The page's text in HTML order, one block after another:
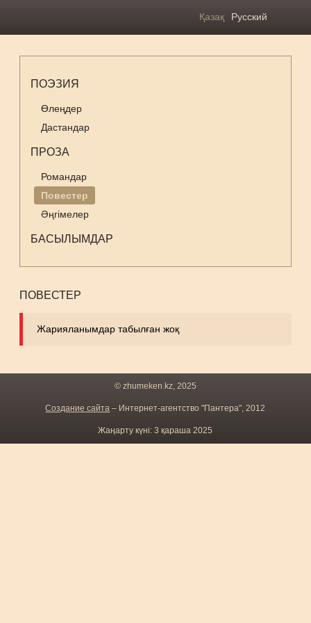
Қазақ Русский
ПОЭЗИЯ
Өлеңдер
Дастандар
ПРОЗА
Романдар
Повестер
Әңгімелер
БАСЫЛЫМДАР
ПОВЕСТЕР
Жарияланымдар табылған жоқ
© zhumeken.kz, 2025
Создание сайта – Интернет-агентство "Пантера", 2012
Жаңарту күні: 3 қараша 2025